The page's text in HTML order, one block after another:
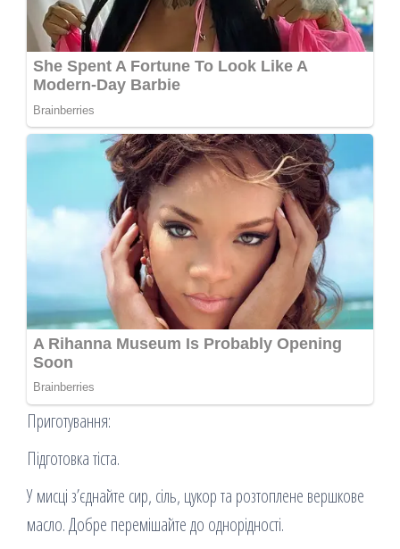
Приготування:
Підготовка тіста.
У мисці з’єднайте сир, сіль, цукор та розтоплене вершкове
масло. Добре перемішайте до однорідності.